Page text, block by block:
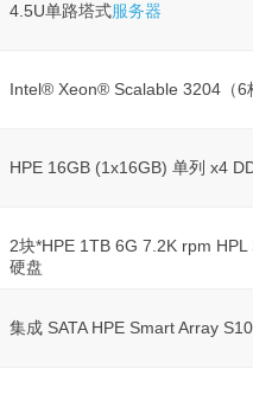
4.5U单路塔式服务器
Intel® Xeon® Scalable 3204（6
HPE 16GB (1x16GB) 单列 x4
2块*HPE 1TB 6G 7.2K rpm
硬盘
集成 SATA HPE Smart Array